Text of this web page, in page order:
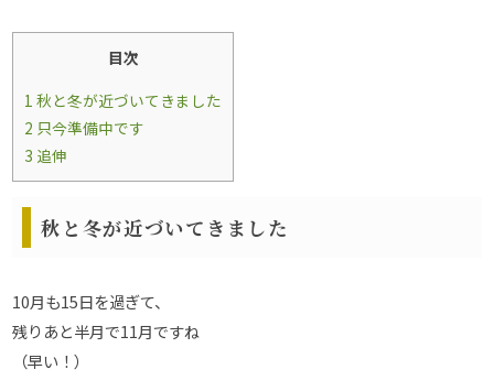
目次
1 秋と冬が近づいてきました
2 只今準備中です
3 追伸
秋と冬が近づいてきました
10月も15日を過ぎて、
残りあと半月で11月ですね
（早い！）